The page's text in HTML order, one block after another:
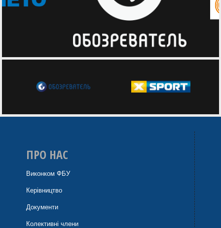
ПРО НАС
Виконком ФБУ
Керівництво
Документи
Колективні члени